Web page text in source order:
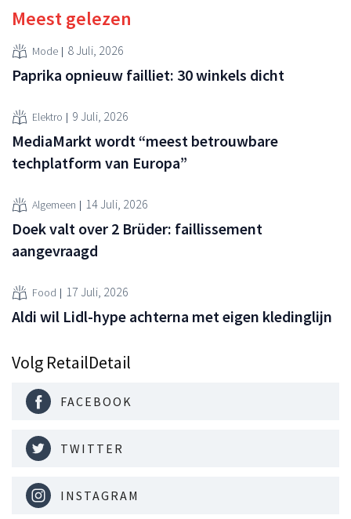
Meest gelezen
Mode 8 Juli, 2026
Paprika opnieuw failliet: 30 winkels dicht
Elektro 9 Juli, 2026
MediaMarkt wordt “meest betrouwbare
techplatform van Europa”
Algemeen 14 Juli, 2026
Doek valt over 2 Brüder: faillissement
aangevraagd
Food 17 Juli, 2026
Aldi wil Lidl-hype achterna met eigen kledinglijn
Volg RetailDetail
FACEBOOK
TWITTER
INSTAGRAM